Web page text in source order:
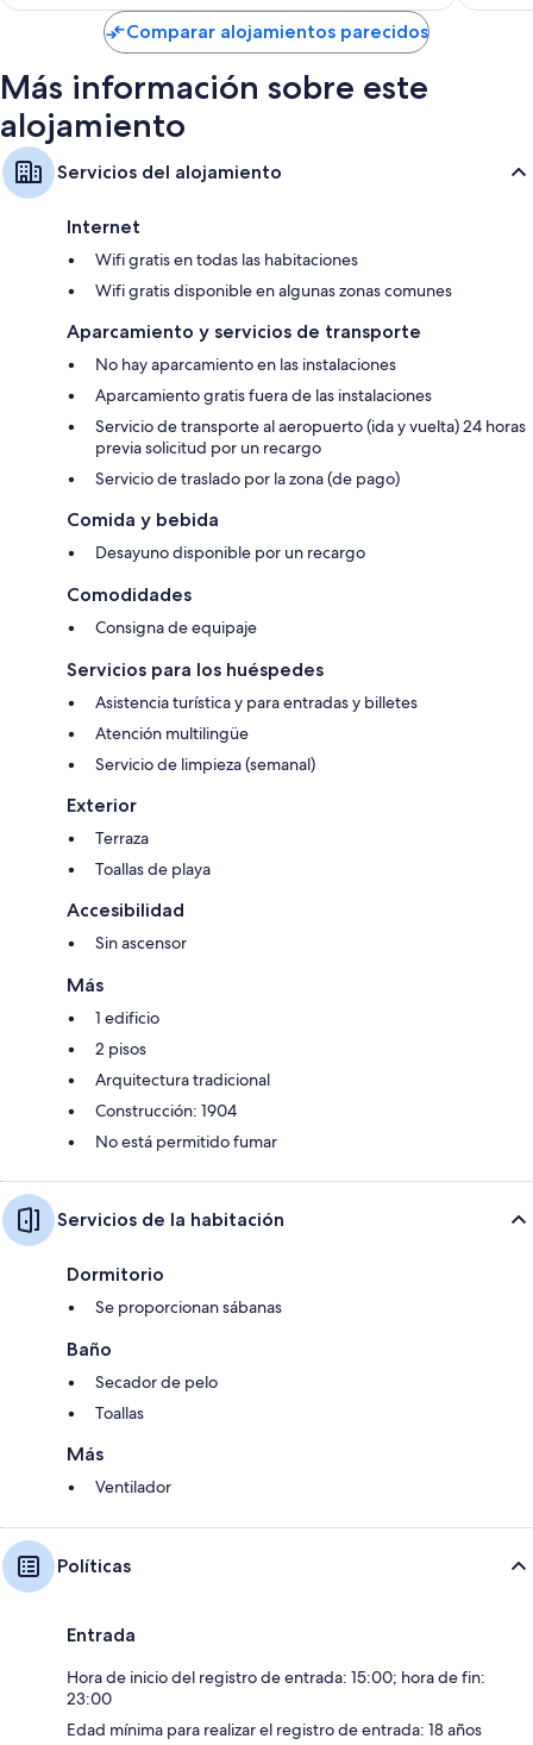
de
81 €
Comparar alojamientos parecidos
Más información sobre este
alojamiento
Servicios del alojamiento
Internet
Wifi gratis en todas las habitaciones
Wifi gratis disponible en algunas zonas comunes
Aparcamiento y servicios de transporte
No hay aparcamiento en las instalaciones
Aparcamiento gratis fuera de las instalaciones
Servicio de transporte al aeropuerto (ida y vuelta) 24 horas
previa solicitud por un recargo
Servicio de traslado por la zona (de pago)
Comida y bebida
Desayuno disponible por un recargo
Comodidades
Consigna de equipaje
Servicios para los huéspedes
Asistencia turística y para entradas y billetes
Atención multilingüe
Servicio de limpieza (semanal)
Exterior
Terraza
Toallas de playa
Accesibilidad
Sin ascensor
Más
1 edificio
2 pisos
Arquitectura tradicional
Construcción: 1904
No está permitido fumar
Servicios de la habitación
Dormitorio
Se proporcionan sábanas
Baño
Secador de pelo
Toallas
Más
Ventilador
Políticas
Entrada
Hora de inicio del registro de entrada: 15:00; hora de fin:
23:00
Edad mínima para realizar el registro de entrada: 18 años